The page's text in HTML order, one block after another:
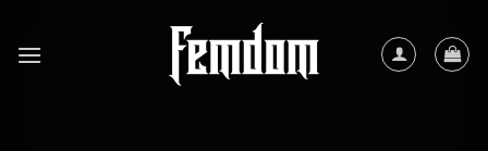
content